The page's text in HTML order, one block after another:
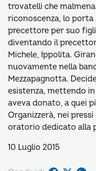
trovatelli che
riconoscenza, lo
precettore per suo
diventando il
Michele, Ippolita.
nuovamente nella
Mezzapagnotta.
esistenza, mettendo
aveva donato, a quei
Organizzerà, nei
oratorio dedicato alla
10 Luglio 2015